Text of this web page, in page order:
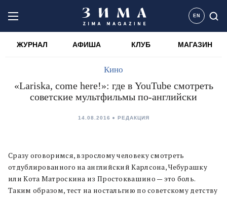
EN
ЖУРНАЛ АФИША КЛУБ МАГАЗИН
Кино
«Lariska, come here!»: где в YouTube смотреть
советские мультфильмы по-английски
14.08.2016 РЕДАКЦИЯ
Сразу оговоримся, взрослому человеку смотреть
отдублированного на английский Карлсона, Чебурашку
или Кота Матроскина из Простоквашино — это боль.
Таким образом, тест на ностальгию по советскому детству